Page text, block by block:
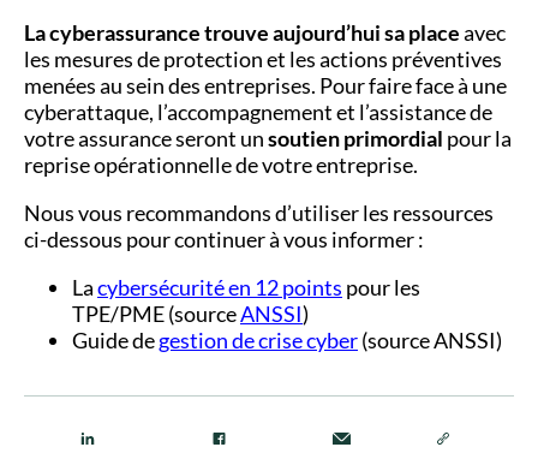
La cyberassurancetrouve aujourd’hui sa placeavec
les mesures de protection et les actions préventives
menées au sein des entreprises. Pour faire face à une
cyberattaque, l’accompagnement et l’assistance de
votre assurance seront unsoutien primordial pourla
reprise opérationnelle de votre entreprise.
Nous vous recommandons d’utiliser les ressources
ci-dessous pour continuer à vous informer :
Lacybersécurité en 12 points pour les
TPE/PME (sourceANSSI)
Guide degestion de crise cyber(source ANSSI)